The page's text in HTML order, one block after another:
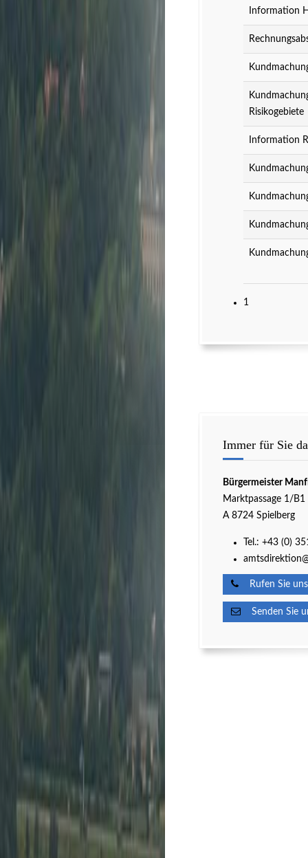
Information
Risikogebiete
Information
1
Immer für Sie
Bürgermeister
Marktpassage 1/B1
A 8724 Spielberg
Tel.: +43 (0)
Rufen Sie
Senden Sie